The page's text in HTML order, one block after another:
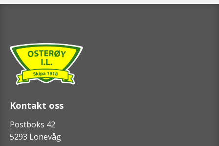
Kontakt oss
Postboks 42
5293 Lonevåg